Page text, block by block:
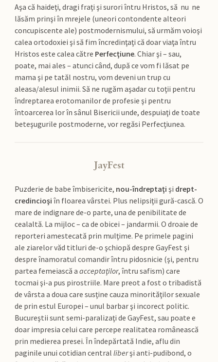
Aşa că haideţi, dragi fraţi şi surori întru Hristos, să nu ne
lăsăm prinşi în mrejele (uneori contondente alteori
concupiscente ale) postmodernismului, să urmăm voioşi
calea ortodoxiei şi să fim încredinţaţi că doar viaţa întru
Hristos este calea către Perfecţiune. Chiar şi – sau,
poate, mai ales – atunci când, după ce vom fi lăsat pe
mama şi pe tatăl nostru, vom deveni un trup cu
aleasa/alesul inimii. Să ne rugăm aşadar cu toţii pentru
îndreptarea erotomanilor de profesie şi pentru
întoarcerea lor în sânul Bisericii unde, despuiaţi de toate
beteşugurile postmoderne, vor regăsi Perfecţiunea.
JayFest
Puzderie de babe îmbisericite, nou-îndreptaţi şi drept-
credincioşi în floarea vârstei. Plus nelipsiţii gură-cască. O
mare de indignare de-o parte, una de penibilitate de
cealaltă. La mijloc – ca de obicei – jandarmii. O droaie de
reporteri amestecată prin mulţime. Pe primele pagini
ale ziarelor văd titluri de-o şchiopă despre GayFest şi
despre înamoratul comandir întru pidosnicie (şi, pentru
partea femeiască a acceptaţilor, întru safism) care
tocmai şi-a pus pirostriile. Mare preot a fost o tribadistă
de vârsta a doua care susţine cauza minorităţilor sexuale
de prin estul Europei – unul barbar şi incorect politic.
Bucureştii sunt semi-paralizaţi de GayFest, sau poate e
doar impresia celui care percepe realitatea românească
prin medierea presei. În îndepărtată Indie, aflu din
paginile unui cotidian central liberşi anti-pudibond, o